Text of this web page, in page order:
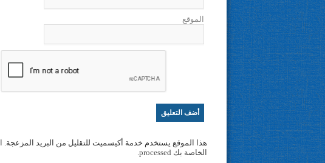
الموقع
هذا الموقع يستخدم خدمة أكيسميت للتقليل من البريد المزعجة.
الخاصة بك processed
.